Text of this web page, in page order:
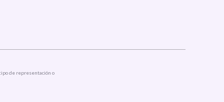
de representación o